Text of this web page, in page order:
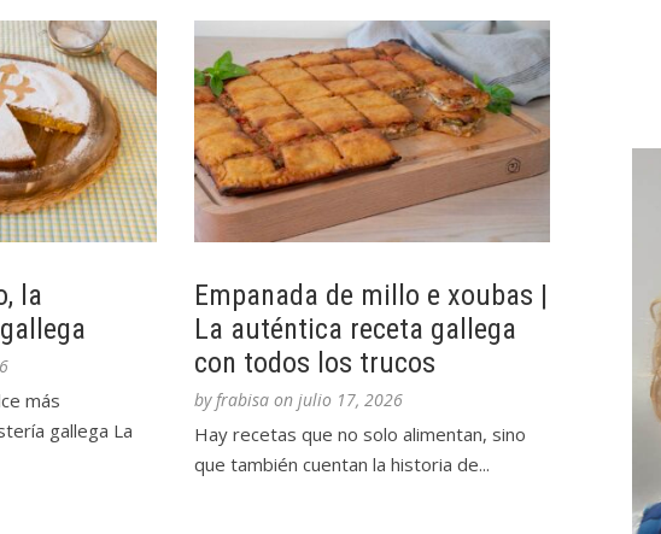
la
más
gallega La
Empanada de millo e xoubas |
La auténtica receta gallega
con todos los trucos
byfrabisa on julio 17, 2026
Hay recetas que no solo alimentan, sino
que también cuentan la historia de...